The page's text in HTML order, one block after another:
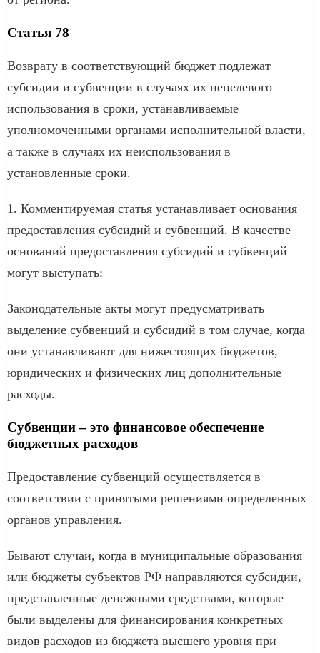
Статья 78
Возврату в соответствующий бюджет подлежат
субсидии и субвенции в случаях их нецелевого
использования в сроки, устанавливаемые
уполномоченными органами исполнительной власти,
а также в случаях их неиспользования в
установленные сроки.
1. Комментируемая статья устанавливает основания
предоставления субсидий и субвенций. В качестве
оснований предоставления субсидий и субвенций
могут выступать:
Законодательные акты могут предусматривать
выделение субвенций и субсидий в том случае, когда
они устанавливают для нижестоящих бюджетов,
юридических и физических лиц дополнительные
расходы.
Субвенции – это финансовое обеспечение
бюджетных расходов
Предоставление субвенций осуществляется в
соответствии с принятыми решениями определенных
органов управления.
Бывают случаи, когда в муниципальные образования
или бюджеты субъектов РФ направляются субсидии,
представленные денежными средствами, которые
были выделены для финансирования конкретных
видов расходов из бюджета высшего уровня при